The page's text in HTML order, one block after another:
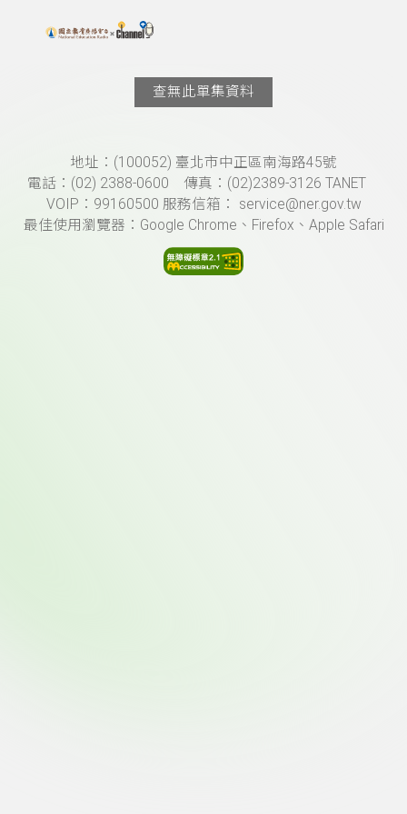
上方功能區塊
搜尋關鍵字：可輸入節目名稱、主持人或關鍵字
查無此單集資料
頁尾資訊地址：(100052) 臺北市中正區南海路45號
電話：(02) 2388-0600 傳真：(02)2389-3126 TANET
VOIP：99160500 服務信箱： service@ner.gov.tw
最佳使用瀏覽器：Google Chrome、Firefox、Apple Safari